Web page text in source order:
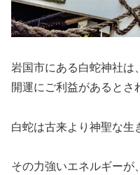
岩国市にある白蛇神社は
開運にご利益があるとさ
白蛇は古来より神聖な生
その力強いエネルギー